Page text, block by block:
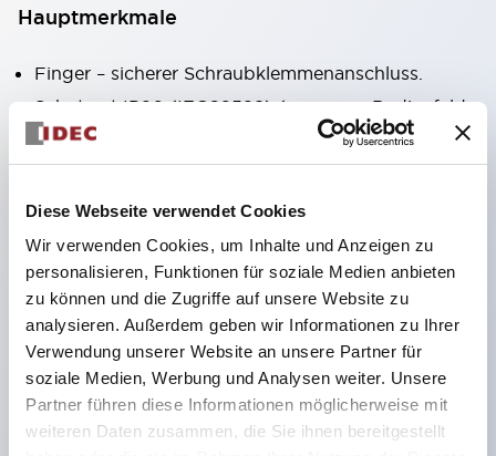
Diese Webseite verwendet Cookies
Wir verwenden Cookies, um Inhalte und Anzeigen zu
personalisieren, Funktionen für soziale Medien anbieten
zu können und die Zugriffe auf unsere Website zu
analysieren. Außerdem geben wir Informationen zu Ihrer
Verwendung unserer Website an unsere Partner für
soziale Medien, Werbung und Analysen weiter. Unsere
Partner führen diese Informationen möglicherweise mit
weiteren Daten zusammen, die Sie ihnen bereitgestellt
Hauptmerkmale
Finger – sicherer Schraubklemmenanschluss.
Schutzart IP20 (IEC60529) (vorne am Bedienfeld
IP65).
und Demontage.
Schwarzer Rahmen, silberner Rahmen.
Verfügt außerdem über Schlüsselauswahlschalter,
integrierte Anzeigeleuchte, vielfältige Modelle!
Verfügt über Not-Aus-Schalter nach
internationalen Standards. Erhältlich in
beleuchteter und unbeleuchteter Ausführung.
Rückstellmechanismus als Zug- oder Drehtyp.